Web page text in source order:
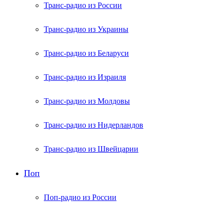
Транс-радио из России
Транс-радио из Украины
Транс-радио из Беларуси
Транс-радио из Израиля
Транс-радио из Молдовы
Транс-радио из Нидерландов
Транс-радио из Швейцарии
Поп
Поп-радио из России